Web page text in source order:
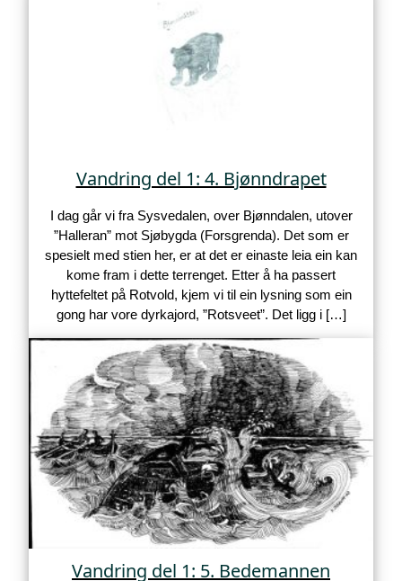
Vandring del 1: 4. Bjønndrapet
I dag går vi fra Sysvedalen, over Bjønndalen, utover
”Halleran” mot Sjøbygda (Forsgrenda). Det som er
spesielt med stien her, er at det er einaste leia ein kan
kome fram i dette terrenget. Etter å ha passert
hyttefeltet på Rotvold, kjem vi til ein lysning som ein
gong har vore dyrkajord, ”Rotsveet”. Det ligg i […]
Vandring del 1: 5. Bedemannen